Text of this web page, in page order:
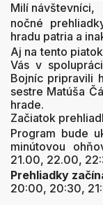
Milí návštevníci,
nočné
hradu patria a
Aj na tento
Vás v
Bojníc pripravili
sestre Matúša
hrade.
Začiatok
Program bude
minútovou
21.00, 22.00,
Prehliadky
20:00, 20:30,